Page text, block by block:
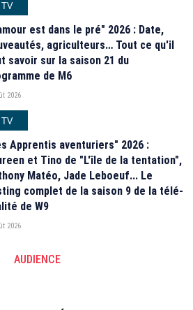
TV
est dans le pré" 2026 : Date,
agriculteurs… Tout ce qu'il
savoir sur la saison 21 du
de M6
2026
TV
Apprentis aventuriers" 2026 :
et Tino de "L'île de la tentation",
Matéo, Jade Leboeuf... Le
complet de la saison 9 de la télé-
de W9
2026
AUDIENCE